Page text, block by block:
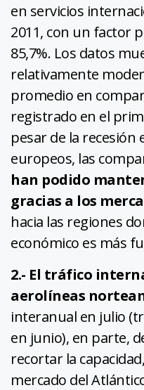
en servicios
2011, con un factor
85,7%. Los datos
relativamente
promedio en
registrado en el
pesar de la recesión
europeos, las
han podido
gracias a los
hacia las regiones
económico es más
2.- El tráfico
aerolíneas
interanual en julio
en junio), en parte,
recortar la
mercado del